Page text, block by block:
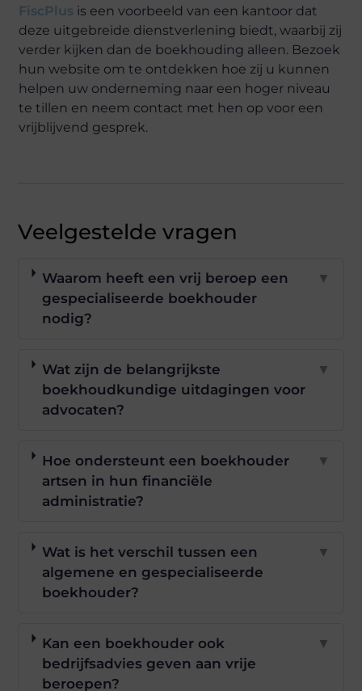
FiscPlus is een voorbeeld van een kantoor dat
deze uitgebreide dienstverlening biedt, waarbij zij
verder kijken dan de boekhouding alleen. Bezoek
hun website om te ontdekken hoe zij u kunnen
helpen uw onderneming naar een hoger niveau
te tillen en neem contact met hen op voor een
vrijblijvend gesprek.
Veelgestelde vragen
Waarom heeft een vrij beroep een
gespecialiseerde boekhouder
nodig?
▼
Wat zijn de belangrijkste
boekhoudkundige uitdagingen voor
advocaten?
▼
Hoe ondersteunt een boekhouder
artsen in hun financiële
administratie?
▼
Wat is het verschil tussen een
algemene en gespecialiseerde
boekhouder?
▼
Kan een boekhouder ook
bedrijfsadvies geven aan vrije
beroepen?
▼